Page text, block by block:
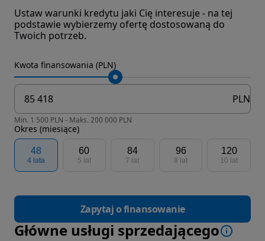
Ustaw warunki kredytu jaki Cię interesuje - na tej
podstawie wybierzemy ofertę dostosowaną do
Twoich potrzeb.
Kwota finansowania (PLN)
PLN
Min. 1 500 PLN - Maks. 200 000 PLN
Okres (miesiące)
48
4 lata
60
5 lat
84
7 lat
96
8 lat
120
10 lat
Zapytaj o finansowanie
Główne usługi sprzedającego